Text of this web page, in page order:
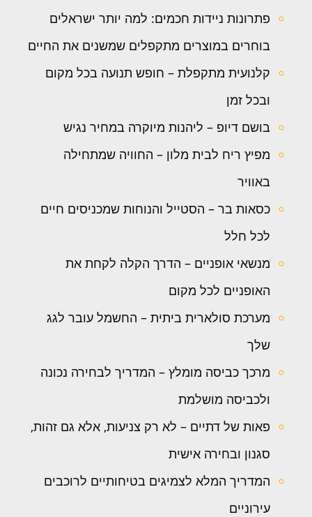
פתרונות ניידות חכמים: למה יותר ישראלים
בוחרים במוצרים מתקפלים שמשנים את החיים
קלנועית מתקפלת – חופש תנועה בכל מקום
ובכל זמן
בושם דיופ – ליהנות מיוקרה במחיר נגיש
מפיץ ריח לבית מלון – החוויה שמתחילה
באוויר
כסאות בר – הסטייל והנוחות שמכניסים חיים
לכל חלל
מנשאי אופניים – הדרך הקלה לקחת את
האופניים לכל מקום
מערכת סולארית ביתית – החשמל עובר לגג
שלך
מרכך כביסה מומלץ – המדריך לבחירה נכונה
ולכביסה מושלמת
פאות של דתיים – לא רק צניעות, אלא גם זהות,
סגנון ובחירה אישית
המדריך המלא לצמיגים בטיחותיים לרוכבים
עירוניים